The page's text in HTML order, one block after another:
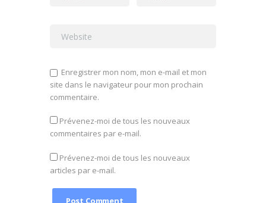
Enregistrer mon nom, mon e-mail et mon
site dans le navigateur pour mon prochain
commentaire.
Prévenez-moi de tous les nouveaux
commentaires par e-mail.
Prévenez-moi de tous les nouveaux
articles par e-mail.